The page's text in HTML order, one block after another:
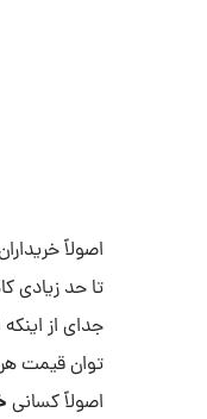
اصولاً
تا حد زیادی
جدای از اینکه
توان قیمت
اصولاً کسانی